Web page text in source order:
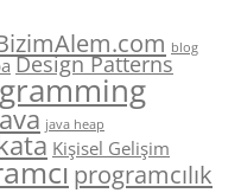
blog
Design Patterns
java heap
Kişisel Gelişim
programcılık